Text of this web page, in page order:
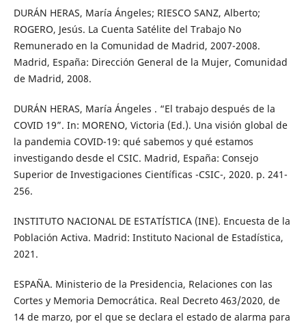
DURÁN HERAS, María Ángeles; RIESCO SANZ, Alberto;
ROGERO, Jesús. La Cuenta Satélite del Trabajo No
Remunerado en la Comunidad de Madrid, 2007-2008.
Madrid, España: Dirección General de la Mujer, Comunidad
de Madrid, 2008.
DURÁN HERAS, María Ángeles . “El trabajo después de la
COVID 19”. In: MORENO, Victoria (Ed.). Una visión global de
la pandemia COVID-19: qué sabemos y qué estamos
investigando desde el CSIC. Madrid, España: Consejo
Superior de Investigaciones Científicas -CSIC-, 2020. p. 241-
256.
INSTITUTO NACIONAL DE ESTATÍSTICA (INE). Encuesta de la
Población Activa. Madrid: Instituto Nacional de Estadística,
2021.
ESPAÑA. Ministerio de la Presidencia, Relaciones con las
Cortes y Memoria Democrática. Real Decreto 463/2020, de
14 de marzo, por el que se declara el estado de alarma para